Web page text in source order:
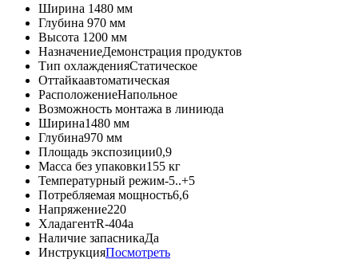
Ширина 1480 мм
Глубина 970 мм
Высота 1200 мм
НазначениеДемонстрация продуктов
Тип охлажденияСтатическое
Оттайкаавтоматическая
РасположениеНапольное
Возможность монтажа в линиюда
Ширина1480 мм
Глубина970 мм
Площадь экспозиции0,9
Масса без упаковки155 кг
Температурный режим-5..+5
Потребляемая мощность6,6
Напряжение220
ХладагентR-404a
Наличие запасникаДа
ИнструкцияПосмотреть